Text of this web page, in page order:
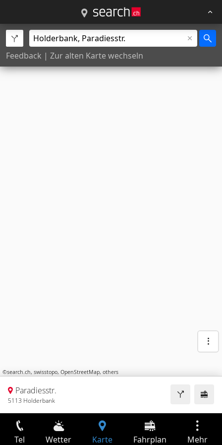
Feedback | Zur alten Karte wechseln
©search.ch, swisstopo, OpenStreetMap, others
Paradiesstr.
5113 Holderbank
Tel Wetter Karte Fahrplan Mehr